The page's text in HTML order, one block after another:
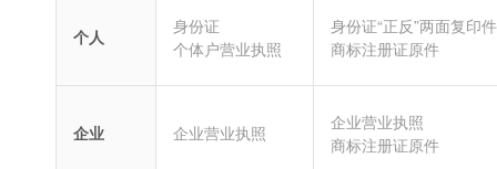
个人
身份证
个体户营业执照
身份证“正反”两面复印件
商标注册证原件
企业 企业营业执照
企业营业执照
商标注册证原件